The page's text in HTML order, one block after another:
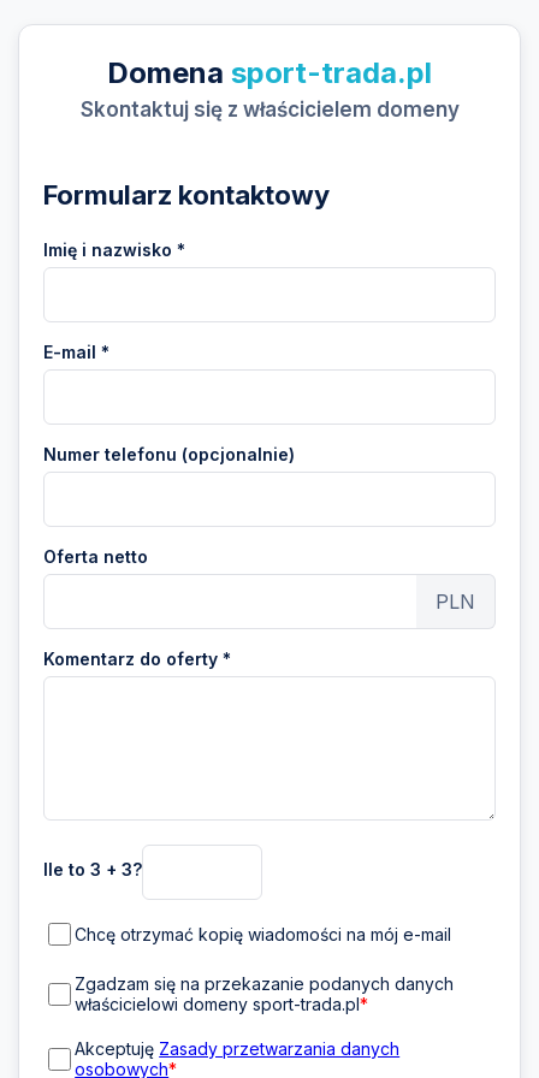
Domena sport-trada.pl
Skontaktuj się z właścicielem domeny
Formularz kontaktowy
Imię i nazwisko *
E-mail *
Numer telefonu (opcjonalnie)
Oferta netto
PLN
Komentarz do oferty *
Ile to 3 + 3?
Chcę otrzymać kopię wiadomości na mój e-mail
Zgadzam się na przekazanie podanych danych
właścicielowi domeny sport-trada.pl*
Akceptuję Zasady przetwarzania danych
osobowych*